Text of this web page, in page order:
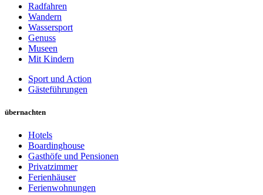
Radfahren
Wandern
Wassersport
Genuss
Museen
Mit Kindern
Sport und Action
Gästeführungen
übernachten
Hotels
Boardinghouse
Gasthöfe und Pensionen
Privatzimmer
Ferienhäuser
Ferienwohnungen